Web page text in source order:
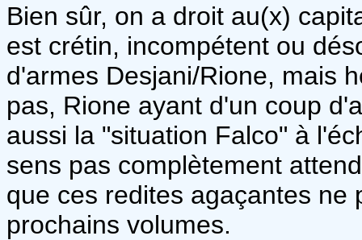
Bien sûr, on a droit au(x)
est crétin, incompétent ou
d'armes Desjani/Rione, mais
pas, Rione ayant d'un coup
aussi la "situation Falco" à
sens pas complètement
que ces redites agaçantes ne
prochains volumes.